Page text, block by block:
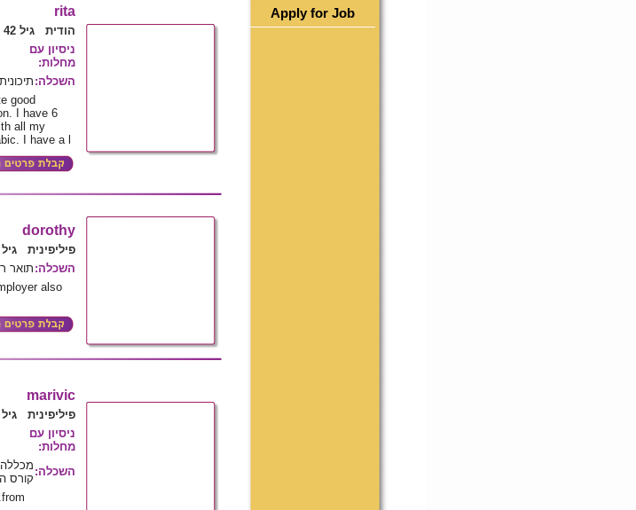
Apply for Job
rita
הודית גיל 42
ניסיון עם
מחלות:
השכלה: תיכונית
good
I have 6
all my
I have a l
dorothy
פיליפינית גיל
השכלה: תואר
also
marivic
פיליפינית גיל
ניסיון עם
מחלות:
השכלה:
קורס